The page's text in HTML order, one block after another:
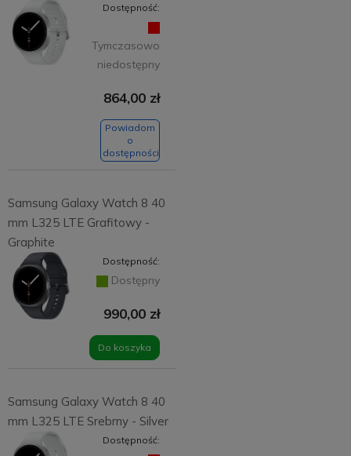
Dostępność:
Tymczasowo
niedostępny
864,00 zł
Powiadom
o
dostępności
Samsung Galaxy Watch 8 40
mm L325 LTE Grafitowy -
Graphite
Dostępność:
Dostępny
990,00 zł
Do koszyka
Samsung Galaxy Watch 8 40
mm L325 LTE Srebrny - Silver
Dostępność: